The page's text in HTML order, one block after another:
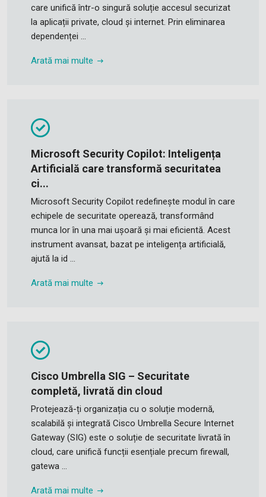
care unifică într-o singură soluție accesul securizat
la aplicații private, cloud și internet. Prin eliminarea
dependenței ...
Arată mai multe
Microsoft Security Copilot: Inteligența
Artificială care transformă securitatea
ci...
Microsoft Security Copilot redefinește modul în care
echipele de securitate operează, transformând
munca lor în una mai ușoară și mai eficientă. Acest
instrument avansat, bazat pe inteligența artificială,
ajută la id ...
Arată mai multe
Cisco Umbrella SIG – Securitate
completă, livrată din cloud
Protejează-ți organizația cu o soluție modernă,
scalabilă și integrată Cisco Umbrella Secure Internet
Gateway (SIG) este o soluție de securitate livrată în
cloud, care unifică funcții esențiale precum firewall,
gatewa ...
Arată mai multe